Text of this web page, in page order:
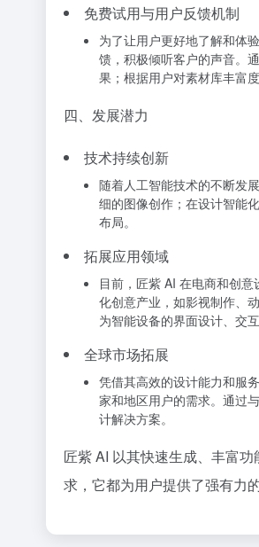
免费试用与用户反馈机制
为了让用户更好地了解和体
馈，积极倾听客户的声音。
果；根据用户对素材库丰富
四、发展潜力
技术持续创新
随着人工智能技术的不断发
细的图像创作；在设计智能
布局。
拓展应用领域
目前，匠紫 AI 在电商和创
化创意产业，如影视制作、
为智能设备的界面设计、交
全球市场拓展
凭借其高效的设计能力和服
家和地区用户的需求。通过
计解决方案。
匠紫 AI 以其快速生成、丰富
求，它都为用户提供了强有力